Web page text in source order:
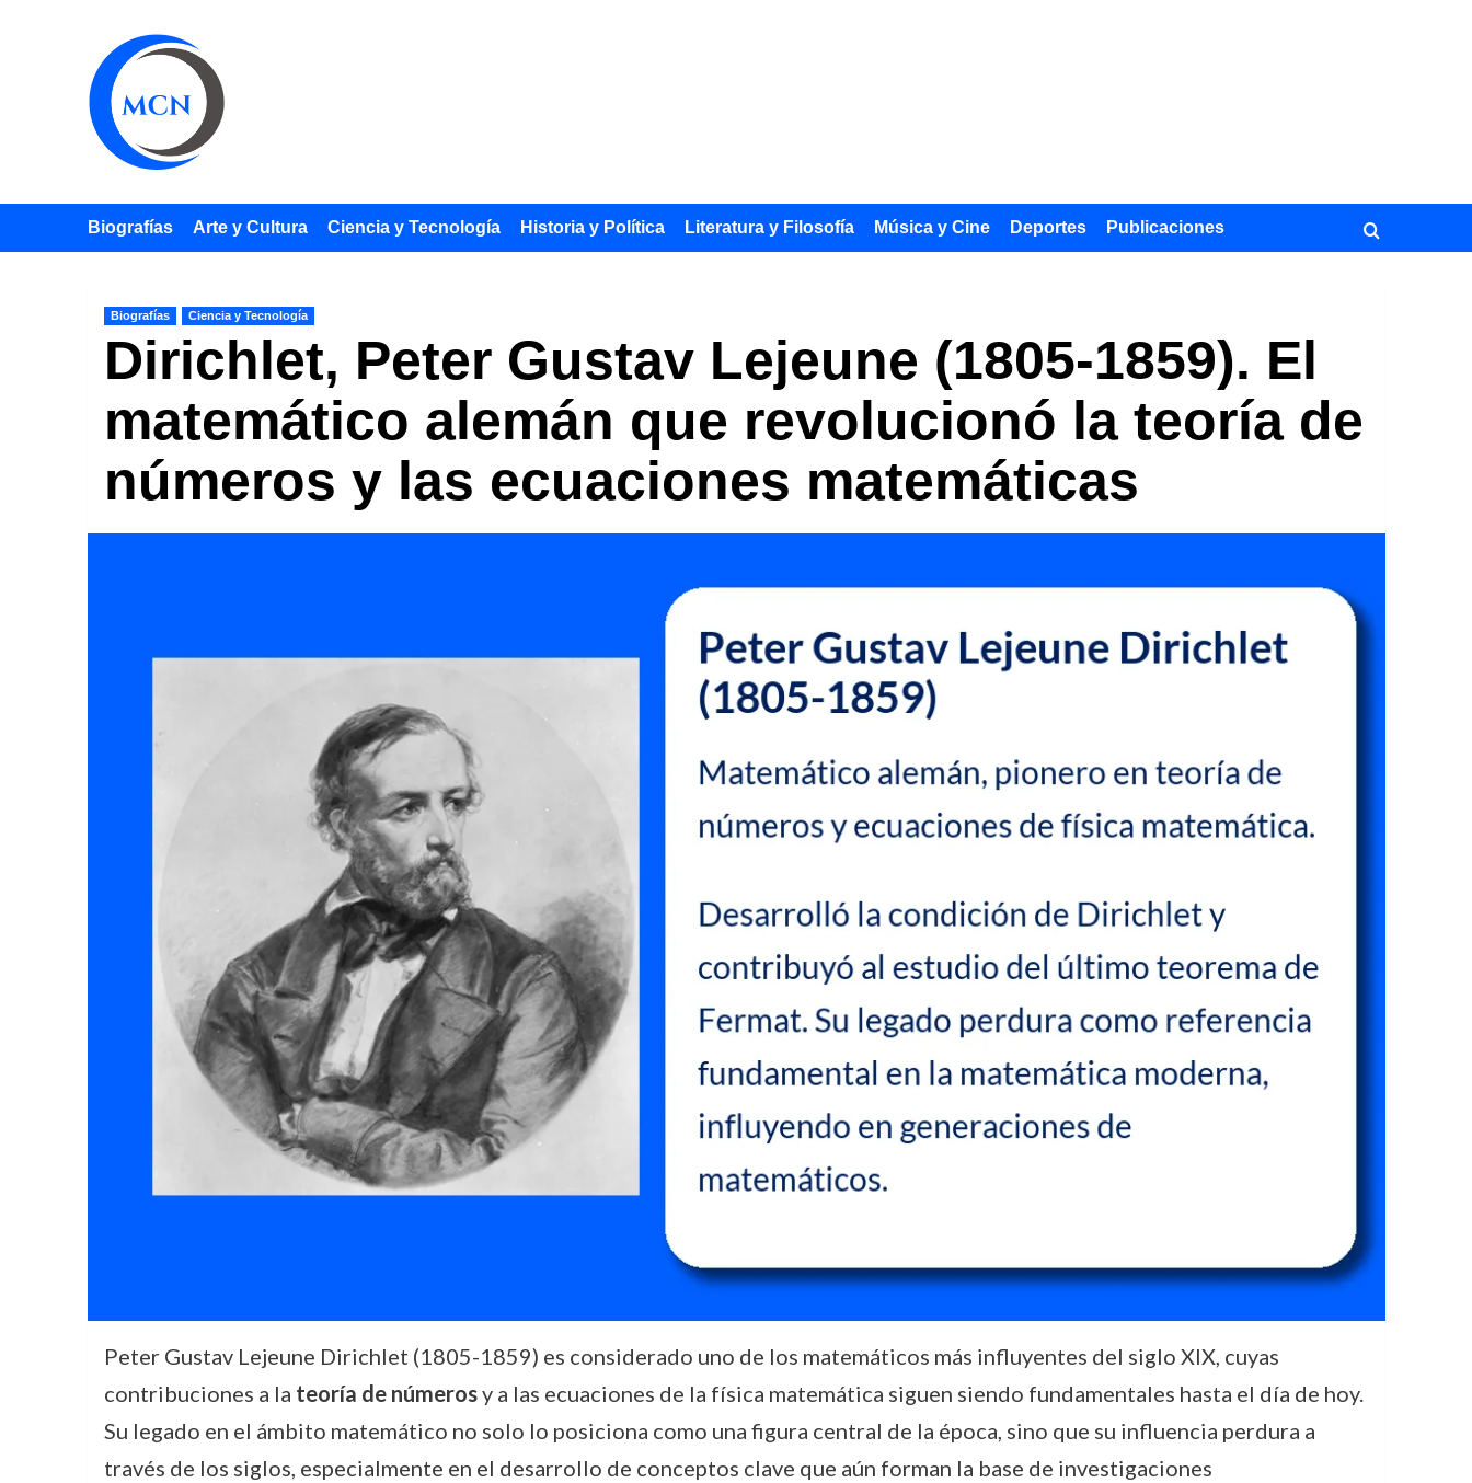
Biografías Arte y Cultura Ciencia y Tecnología Historia y Política Literatura y Filosofía Música y Cine Deportes Publicaciones
Biografías Ciencia y Tecnología
Dirichlet, Peter Gustav Lejeune (1805-1859). El
matemático alemán que revolucionó la teoría de
números y las ecuaciones matemáticas
Peter Gustav Lejeune Dirichlet (1805-1859) es considerado uno de los matemáticos más influyentes del siglo XIX, cuyas
contribuciones a la teoría de númerosy a las ecuaciones de la física matemática siguen siendo fundamentales hasta el día de hoy.
Su legado en el ámbito matemático no solo lo posiciona como una figura central de la época, sino que su influencia perdura a
través de los siglos, especialmente en el desarrollo de conceptos clave que aún forman la base de investigaciones